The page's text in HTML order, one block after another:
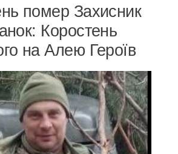
помер Захисник
Коростень
на Алею Героїв